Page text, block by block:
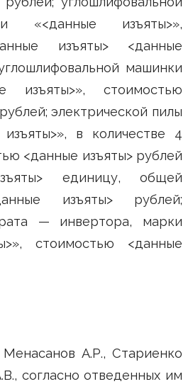
«<данные изъяты>»,
изъяты> <данные
машинки
изъяты>», стоимостью
электрической пилы
в количестве 4
<данные изъяты> рублей
единицу, общей
изъяты> рублей;
— инвертора, марки
стоимостью <данные
А.Р., Стариенко
согласно отведенных им